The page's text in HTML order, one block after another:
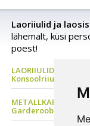
Laoriiulid ja
lähemalt, küsi
poest!
LAORIIULID
Konsoolriiul,
METALLKAPP
Garderoobikapp,